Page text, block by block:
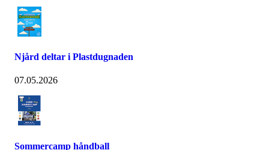
Njård deltar i Plastdugnaden
07.05.2026
Sommercamp håndball